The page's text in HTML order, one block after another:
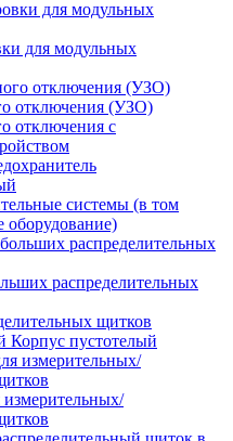
для модульных
отключения (УЗО)
отключения с
системы (в том
оборудование)
распределительных
щитков
Корпус пустотелый